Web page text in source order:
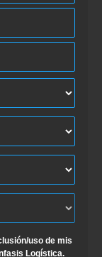
uso de mis
Logística.